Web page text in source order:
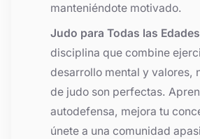
manteniéndote motivado.
Judo para Todas las
disciplina que combine
desarrollo mental y valores,
de judo son perfectas.
autodefensa, mejora tu
únete a una comunidad